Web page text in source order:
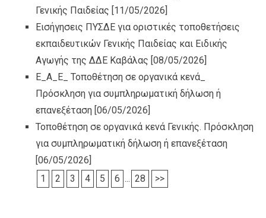
Γενικής Παιδείας [11/05/2026]
Εισήγησεις ΠΥΣΔΕ για οριστικές τοποθετήσεις
εκπαιδευτικών Γενικής Παιδείας και Ειδικής
Αγωγής της ΔΔΕ Καβάλας [08/05/2026]
Ε_Α_Ε_ Τοποθέτηση σε οργανικά κενά_
Πρόσκληση για συμπληρωματική δήλωση ή
επανεξέταση [06/05/2026]
Τοποθέτηση σε οργανικά κενά Γενικής. Πρόσκληση
για συμπληρωματική δήλωση ή επανεξέταση
[06/05/2026]
1
2 3 4 5 6 ... 28 >>